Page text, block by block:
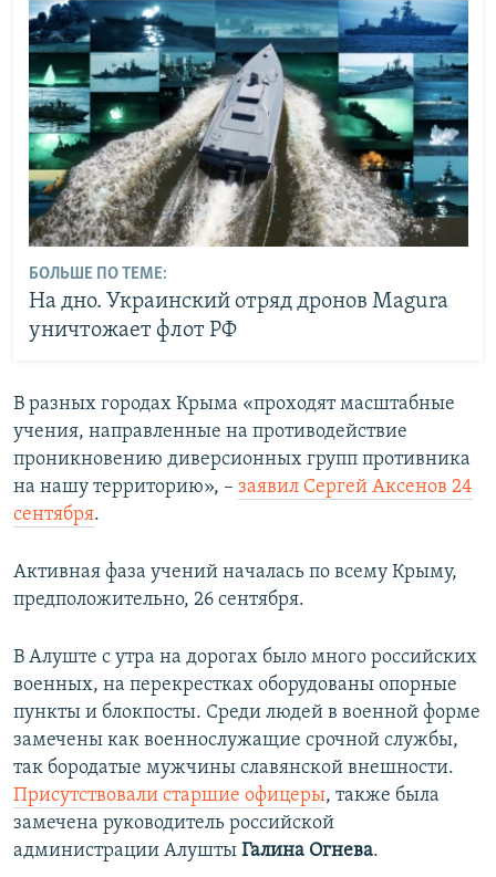
БОЛЬШЕ ПО ТЕМЕ:
На дно. Украинский отряд дронов Magura
уничтожает флот РФ
В разных городах Крыма «проходят масштабные
учения, направленные на противодействие
проникновению диверсионных групп противника
на нашу территорию», – заявил Сергей Аксенов 24
сентября.
Активная фаза учений началась по всему Крыму,
предположительно, 26 сентября.
В Алуште с утра на дорогах было много российских
военных, на перекрестках оборудованы опорные
пункты и блокпосты. Среди людей в военной форме
замечены как военнослужащие срочной службы,
так бородатые мужчины славянской внешности.
Присутствовали старшие офицеры, также была
замечена руководитель российской
администрации Алушты Галина Огнева.